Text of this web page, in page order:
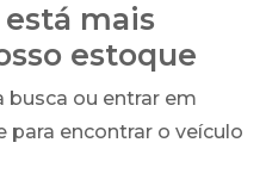
mais
estoque
busca ou entrar em
encontrar o veículo